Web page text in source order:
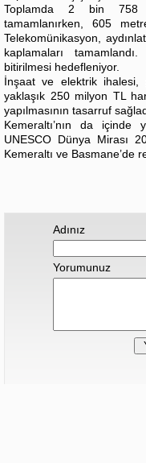
Toplamda 2 bin 758
tamamlanırken, 605
Telekomünikasyon,
kaplamaları
bitirilmesi hedefleniyor.
İnşaat ve elektrik ihalesi,
yaklaşık 250 milyon TL
yapılmasının tasarruf
Kemeraltı’nın da
UNESCO Dünya Mirası
Kemeraltı ve Basmane’de
Adınız
Yorumunuz